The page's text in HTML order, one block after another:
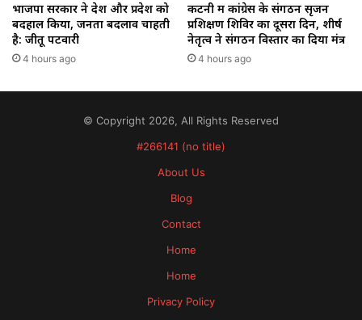
भाजपा सरकार ने देश और प्रदेश को
बदहाल किया, जनता बदलाव चाहती
है: जीतू पटवारी
4 hours ago
कटनी में कांग्रेस के संगठन सृजन
प्रशिक्षण शिविर का दूसरा दिन, शीर्ष
नेतृत्व ने संगठन विस्तार का दिया मंत्र
4 hours ago
© Copyright 2026, All Rights Reserved
#266141 (no title)
About Us
Blog
Contact
Home
Home
Privacy Policy